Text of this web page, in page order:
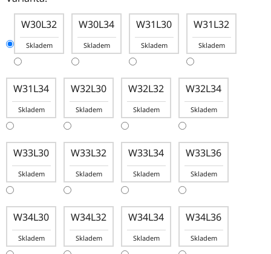
W30L32
Skladem
W30L34
Skladem
W31L30
Skladem
W31L32
Skladem
W31L34
Skladem
W32L30
Skladem
W32L32
Skladem
W32L34
Skladem
W33L30
Skladem
W33L32
Skladem
W33L34
Skladem
W33L36
Skladem
W34L30
Skladem
W34L32
Skladem
W34L34
Skladem
W34L36
Skladem